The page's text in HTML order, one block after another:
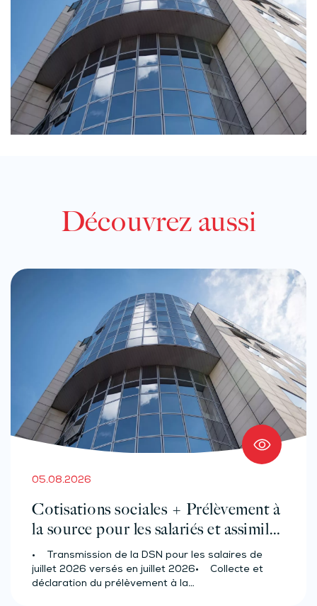
Découvrez aussi
05.08.2026
Cotisations sociales + Prélèvement à
la source pour les salariés et assimilés
(effectif d’au moins 50 salariés)
• Transmission de la DSN pour les salaires de
juillet 2026 versés en juillet 2026• Collecte et
déclaration du prélèvement à la…